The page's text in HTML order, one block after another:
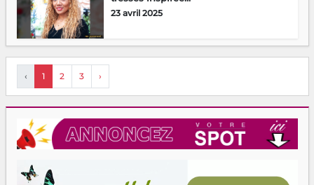
23 avril 2025
‹ 1 2 3 ›